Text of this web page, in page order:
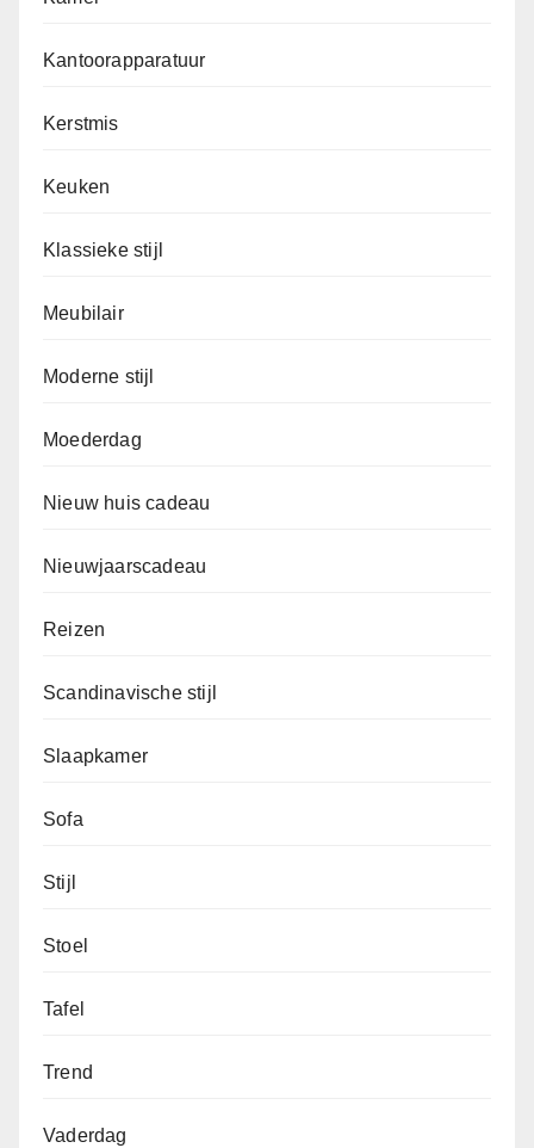
Kantoorapparatuur
Kerstmis
Keuken
Klassieke stijl
Meubilair
Moderne stijl
Moederdag
Nieuw huis cadeau
Nieuwjaarscadeau
Reizen
Scandinavische stijl
Slaapkamer
Sofa
Stijl
Stoel
Tafel
Trend
Vaderdag